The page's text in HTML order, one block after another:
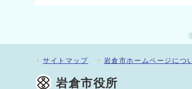
サイトマップ 岩倉市ホームページにつ
岩倉市役所